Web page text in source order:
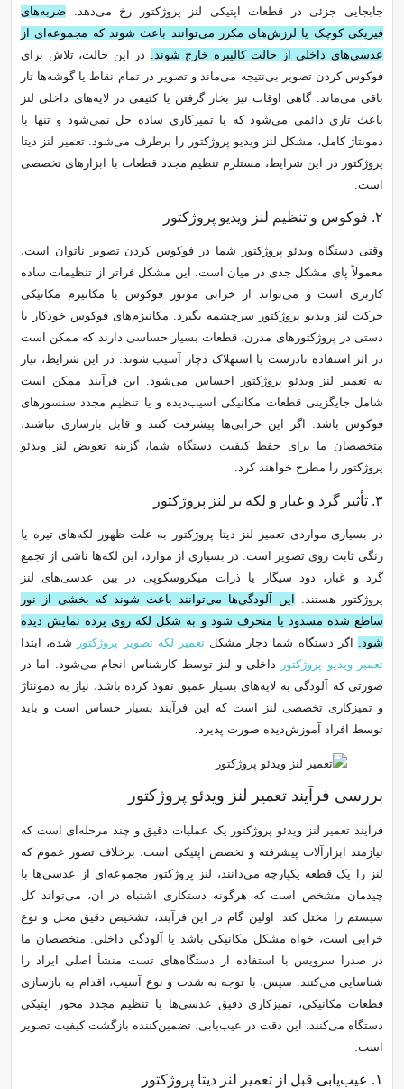
جابجایی جزئی در قطعات اپتیکی لنز پروژکتور رخ می‌دهد. ضربه‌های
فیزیکی کوچک یا لرزش‌های مکرر می‌توانند باعث شوند که مجموعه‌ای از
عدسی‌های داخلی از حالت کالیبره خارج شوند.
در این حالت، تلاش برای
فوکوس کردن تصویر بی‌نتیجه می‌ماند و تصویر در تمام نقاط یا گوشه‌ها تار
باقی می‌ماند. گاهی اوقات نیز بخار گرفتن یا کثیفی در لایه‌های داخلی لنز
باعث تاری دائمی می‌شود که با تمیزکاری ساده حل نمی‌شود و تنها با
دمونتاژ کامل، مشکل لنز ویدیو پروژکتور را برطرف می‌شود. تعمیر لنز دیتا
پروژکتور در این شرایط، مستلزم تنظیم مجدد قطعات با ابزارهای تخصصی
است.
۲. فوکوس و تنظیم لنز ویدیو پروژکتور
وقتی دستگاه ویدئو پروژکتور شما در فوکوس کردن تصویر ناتوان است،
معمولاً پای مشکل جدی در میان است. این مشکل فراتر از تنظیمات ساده
کاربری است و می‌تواند از خرابی موتور فوکوس یا مکانیزم مکانیکی
حرکت لنز ویدیو پروژکتور سرچشمه بگیرد. مکانیزم‌های فوکوس خودکار یا
دستی در پروژکتورهای مدرن، قطعات بسیار حساسی دارند که ممکن است
در اثر استفاده نادرست یا استهلاک دچار آسیب شوند. در این شرایط، نیاز
به تعمیر لنز ویدئو پروژکتور احساس می‌شود. این فرآیند ممکن است
شامل جایگزینی قطعات مکانیکی آسیب‌دیده و یا تنظیم مجدد سنسورهای
فوکوس باشد. اگر این خرابی‌ها پیشرفت کنند و قابل بازسازی نباشند،
متخصصان ما برای حفظ کیفیت دستگاه شما، گزینه تعویض لنز ویدئو
پروژکتور را مطرح خواهند کرد.
۳. تأثیر گرد و غبار و لکه بر لنز پروژکتور
در بسیاری مواردی تعمیر لنز دیتا پروژکتور به علت ظهور لکه‌های تیره یا
رنگی ثابت روی تصویر است. در بسیاری از موارد، این لکه‌ها ناشی از تجمع
گرد و غبار، دود سیگار یا ذرات میکروسکوپی در بین عدسی‌های لنز
پروژکتور هستند. این آلودگی‌ها می‌توانند باعث شوند که بخشی از نور
ساطع شده مسدود یا منحرف شود و به شکل لکه روی پرده نمایش دیده
شود.
اگر دستگاه شما دچار مشکلتعمیر لکه تصویر پروژکتور
شده، ابتدا
تعمیر ویدیو پروژکتور
داخلی و لنز توسط کارشناس انجام می‌شود. اما در
صورتی که آلودگی به لایه‌های بسیار عمیق نفوذ کرده باشد، نیاز به دمونتاژ
و تمیزکاری تخصصی لنز است که این فرآیند بسیار حساس است و باید
توسط افراد آموزش‌دیده صورت پذیرد.
بررسی فرآیند تعمیر لنز ویدئو پروژکتور
فرآیند تعمیر لنز ویدئو پروژکتور یک عملیات دقیق و چند مرحله‌ای است که
نیازمند ابزارآلات پیشرفته و تخصص اپتیکی است. برخلاف تصور عموم که
لنز را یک قطعه یکپارچه می‌دانند، لنز پروژکتور مجموعه‌ای از عدسی‌ها با
چیدمان مشخص است که هرگونه دستکاری اشتباه در آن، می‌تواند کل
سیستم را مختل کند. اولین گام در این فرآیند، تشخیص دقیق محل و نوع
خرابی است، خواه مشکل مکانیکی باشد یا آلودگی داخلی. متخصصان ما
در صدرا سرویس با استفاده از دستگاه‌های تست منشأ اصلی ایراد را
شناسایی می‌کنند. سپس، با توجه به شدت و نوع آسیب، اقدام به بازسازی
قطعات مکانیکی، تمیزکاری دقیق عدسی‌ها یا تنظیم مجدد محور اپتیکی
دستگاه می‌کنند. این دقت در عیب‌یابی، تضمین‌کننده بازگشت کیفیت تصویر
است.
۱. عیب‌یابی قبل از تعمیر لنز دیتا پروژکتور